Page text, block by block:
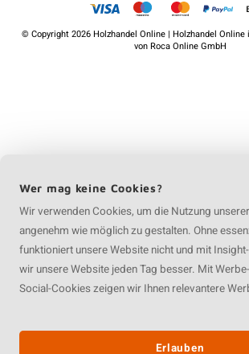
©Copyright2026 Holzhandel Online | Holzhandel
vonRoca Online GmbH
Wer mag keine Cookies?
Wir verwenden Cookies, um die Nutzung
angenehm wie möglich zu gestalten. Ohne
funktioniert unsere Website nicht und mit
wir unsere Website jeden Tag besser. Mit
Social-Cookies zeigen wir Ihnen relevantere
Erlauben